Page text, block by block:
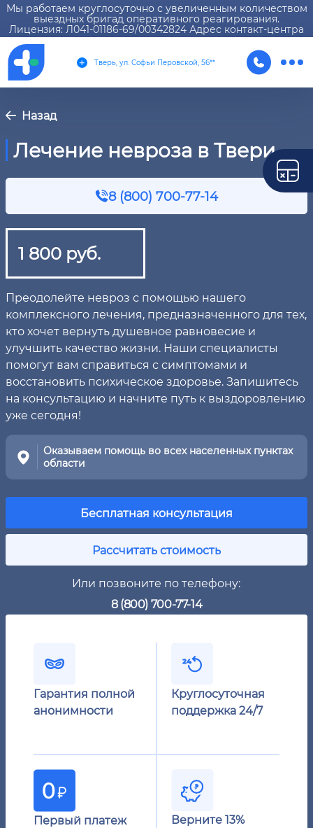
Мы работаем круглосуточно с увеличенным количеством
выездных бригад оперативного реагирования.
Лицензия: Л041-01186-69/00342824 Адрес контакт-центра
Тверь, ул. Софьи Перовской, 56**
Назад
Лечение невроза в Твери
8 (800) 700-77-14
1 800 руб.
Преодолейте невроз с помощью нашего
комплексного лечения, предназначенного для тех,
кто хочет вернуть душевное равновесие и
улучшить качество жизни. Наши специалисты
помогут вам справиться с симптомами и
восстановить психическое здоровье. Запишитесь
на консультацию и начните путь к выздоровлению
уже сегодня!
Оказываем помощь во всех населенных пунктах
области
Бесплатная консультация
Рассчитать стоимость
Или позвоните по телефону:
8 (800) 700-77-14
Гарантия полной
анонимности
Круглосуточная
поддержка 24/7
Первый платеж
Верните 13%